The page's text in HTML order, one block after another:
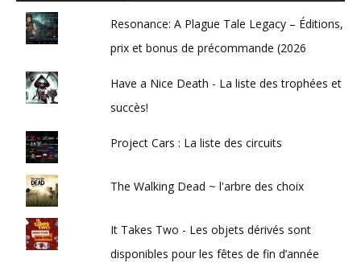
Resonance: A Plague Tale Legacy – Éditions,
prix et bonus de précommande (2026
Have a Nice Death - La liste des trophées et
succès!
Project Cars : La liste des circuits
The Walking Dead ~ l'arbre des choix
It Takes Two - Les objets dérivés sont
disponibles pour les fêtes de fin d’année